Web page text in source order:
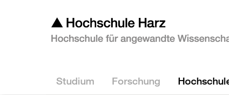
Studium Forschung